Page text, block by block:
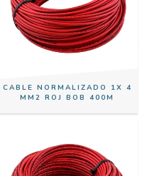
CABLE NORMALIZADO 1X 4
MM2 ROJ BOB 400M